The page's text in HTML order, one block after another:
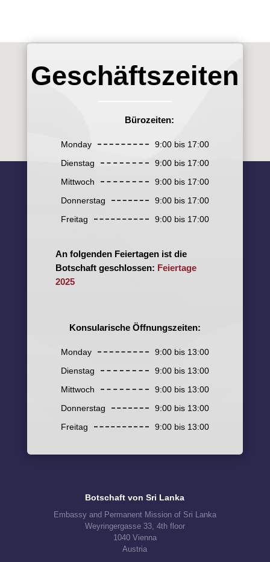
Geschäftszeiten
Bürozeiten:
Monday
9:00 bis 17:00
Dienstag
9:00 bis 17:00
Mittwoch
9:00 bis 17:00
Donnerstag
9:00 bis 17:00
Freitag
9:00 bis 17:00
An folgenden Feiertagen ist die
Botschaft geschlossen: Feiertage
2025
Konsularische Öffnungszeiten:
Monday
9:00 bis 13:00
Dienstag
9:00 bis 13:00
Mittwoch
9:00 bis 13:00
Donnerstag
9:00 bis 13:00
Freitag
9:00 bis 13:00
Botschaft von Sri Lanka
Embassy and Permanent Mission of Sri Lanka
Weyringergasse 33, 4th floor
1040 Vienna
Austria